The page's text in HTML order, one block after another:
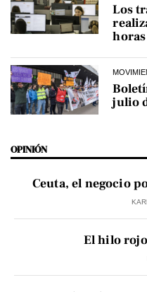
Los
julio
OPINIÓN
Ceuta, el negocio
El hilo